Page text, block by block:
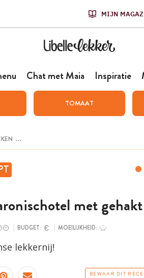
MIJN
Chat met Maia Inspiratie
TOMAAT
met gehakt
BUDGET: MOEILIJKHEID:
lekkernij!
BEWAAR DIT